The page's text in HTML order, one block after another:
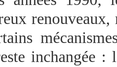
inchangée :